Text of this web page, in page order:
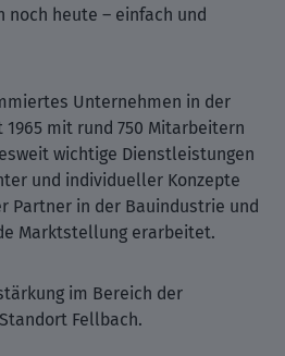
noch heute – einfach und
Unternehmen in der
mit rund 750 Mitarbeitern
wichtige Dienstleistungen
und individueller Konzepte
Partner in der Bauindustrie und
Marktstellung erarbeitet.
im Bereich der
Fellbach.